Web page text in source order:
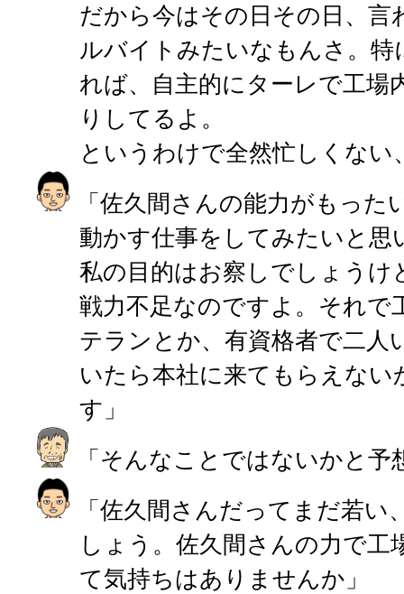
だから今はその日その日、言
ルバイトみたいなもんさ。特
れば、自主的にターレで工場
りしてるよ。
というわけで全然忙しくない
「佐久間さんの能力がもった
動かす仕事をしてみたいと思
私の目的はお察しでしょうけ
戦力不足なのですよ。それで
テランとか、有資格者で二人
いたら本社に来てもらえな
す」
「そんなことではないかと予
「佐久間さんだってまだ若い
しょう。佐久間さんの力で工
て気持ちはありませんか」